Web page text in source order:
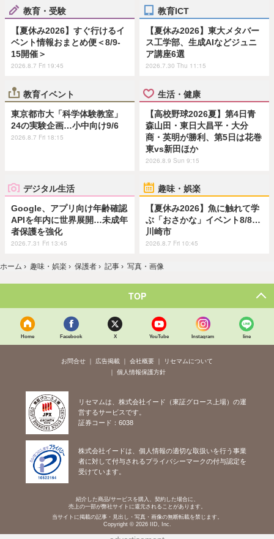
教育・受験
【夏休み2026】すぐ行けるイ
ベント情報おまとめ便＜8/9-
15開催＞
2026.8.7 Fri 19:45
教育ICT
【夏休み2026】東大メタバー
ス工学部、生成AIなどジュニ
ア講座6選
2026.7.30 Thu 11:15
教育イベント
東京都市大「科学体験教室」
24の実験企画…小中向け9/6
2026.8.7 Fri 18:15
生活・健康
【高校野球2026夏】第4日青
森山田・東日大昌平・大分
商・英明が勝利、第5日は花巻
東vs新田ほか
2026.8.9 Sun 9:15
デジタル生活
Google、アプリ向け年齢確認
APIを年内に世界展開…未成年
者保護を強化
2026.7.31 Fri 13:45
趣味・娯楽
【夏休み2026】魚に触れて学
ぶ「おさかな」イベント8/8…
川崎市
2026.8.7 Fri 10:45
ホーム › 趣味・娯楽 › 保護者 › 記事 › 写真・画像
TOP
Home Facebook X YouTube Instagram line
お問合せ 広告掲載 会社概要
リセマムについて
個人情報保護方針
リセマムは、株式会社イード（東証グロース上場）の運
営するサービスです。
証券コード：6038
株式会社イードは、個人情報の適切な取扱いを行う事業
者に対して付与されるプライバシーマークの付与認定を
受けています。
紹介した商品/サービスを購入、契約した場合に、
売上の一部が弊社サイトに還元されることがあります。
当サイトに掲載の記事・見出し・写真・画像の無断転載を禁じます。
Copyright © 2026 IID, Inc.